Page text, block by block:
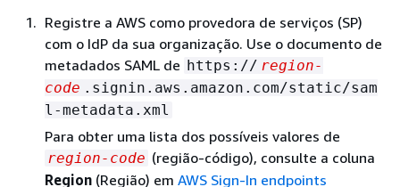
Registre a AWS como provedora de serviços (SP)
com o IdP da sua organização. Use o documento de
metadados SAML de https:// region-
code .signin.aws.amazon.com/static/sam
l-metadata.xml
Para obter uma lista dos possíveis valores de
region-code (região-código), consulte a coluna
Region (Região) em AWS Sign-In endpoints